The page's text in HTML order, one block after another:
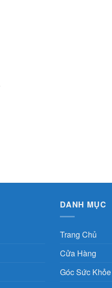
DANH MỤC
Trang Chủ
Cửa Hàng
Góc Sức Khỏe